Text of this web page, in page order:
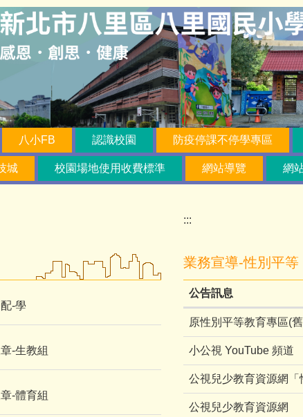
八小FB 認識校園 防疫停課不停學專區
城 校園場地使用收費標準 網站導覽 網
-學
-生教組
-體育組
:::
業務宣導-性別平等
公告訊息
原性別平等教育專區(
小公視 YouTube 頻道
公視兒少教育資源網「
公視兒少教育資源網